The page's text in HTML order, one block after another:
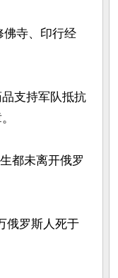
佛寺、印行经
支持军队抵抗
都未离开俄罗
俄罗斯人死于